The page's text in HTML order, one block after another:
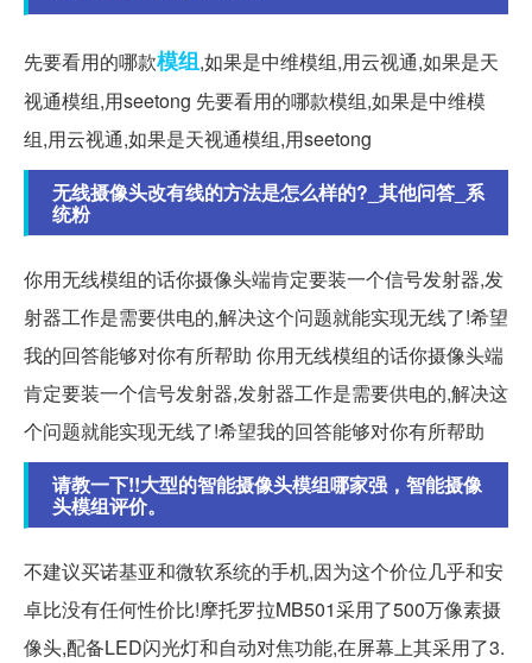
先要看用的哪款模组,如果是中维模组,用云视通,如果是天
视通模组,用seetong 先要看用的哪款模组,如果是中维模
组,用云视通,如果是天视通模组,用seetong
无线摄像头改有线的方法是怎么样的?_其他问答_系
统粉
你用无线模组的话你摄像头端肯定要装一个信号发射器,发
射器工作是需要供电的,解决这个问题就能实现无线了!希望
我的回答能够对你有所帮助 你用无线模组的话你摄像头端
肯定要装一个信号发射器,发射器工作是需要供电的,解决这
个问题就能实现无线了!希望我的回答能够对你有所帮助
请教一下!!大型的智能摄像头模组哪家强，智能摄像
头模组评价。
不建议买诺基亚和微软系统的手机,因为这个价位几乎和安
卓比没有任何性价比!摩托罗拉MB501采用了500万像素摄
像头,配备LED闪光灯和自动对焦功能,在屏幕上其采用了3.